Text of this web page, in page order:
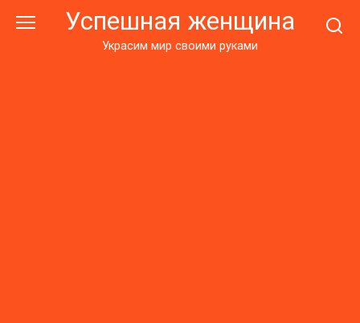
Успешная женщина
Украсим мир своими руками